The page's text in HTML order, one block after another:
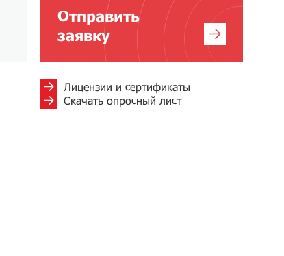
Отправить
заявку
Лицензии и сертификаты
Скачать опросный лист